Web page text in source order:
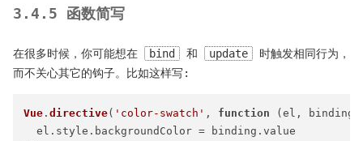
3.4.5 函数简写
在很多时候，你可能想在 bind 和 update
时触发相同行为，
而不关心其它的钩子。比如这样写:
Vue . directive( 'color-swatch' , function (el, binding
  el.
style . backgroundColor = binding. value